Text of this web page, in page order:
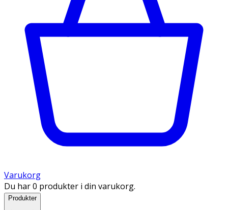
Varukorg
Du har 0 produkter i din varukorg.
Produkter